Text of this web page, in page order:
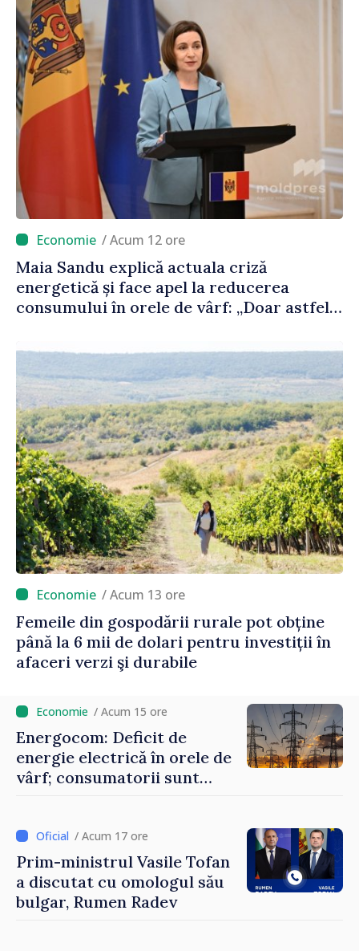
/ Acum 12 ore
Maia Sandu explică actuala criză
energetică și face apel la reducerea
consumului în orele de vârf: „Doar astfel
mic”
/ Acum 13 ore
Femeile din gospodării rurale pot obține
până la 6 mii de dolari pentru investiții în
afaceri verzi şi durabile
/ Acum 15 ore
Energocom: Deficit de
energie electrică în orele de
vârf; consumatorii sunt
/ Acum 17 ore
Prim-ministrul Vasile Tofan
a discutat cu omologul său
bulgar, Rumen Radev